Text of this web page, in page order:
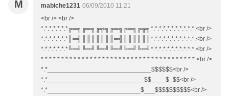
M mabiche1231 06/09/2010 11:21
<br /> <br />
*.*.*.*.*.*.*╔═╗╔═╗╔╦╗╔═╗╔═╗╔╦╗*.*.*.*.*.*.*.*.*.*.*.<br />
*.*.*.*.*.*.*║═╣║║║║║║║═╣║║║║║║*.*.*.*.*.*.*.*.*.*.*.<br />
*.*.*.*.*.*.*╚═╝╚═╝╚═╝╚═╝╚═╝╚═╝*.*.*.*.*.*.*.*.*.*.*.<br />
*.*.*.*.*.*.*.*.*.*.*.*.*.*.*.*.*.*.*.*.*.*.*.*.*.*.*.*.*.*.*.*.*.*.*.*.*.*.<br />
*.*_____________________________$$$$$$<br />
*.*___________________________$$____$_$$<br />
*.*__________________________$___$$$$$$$$$$<br />